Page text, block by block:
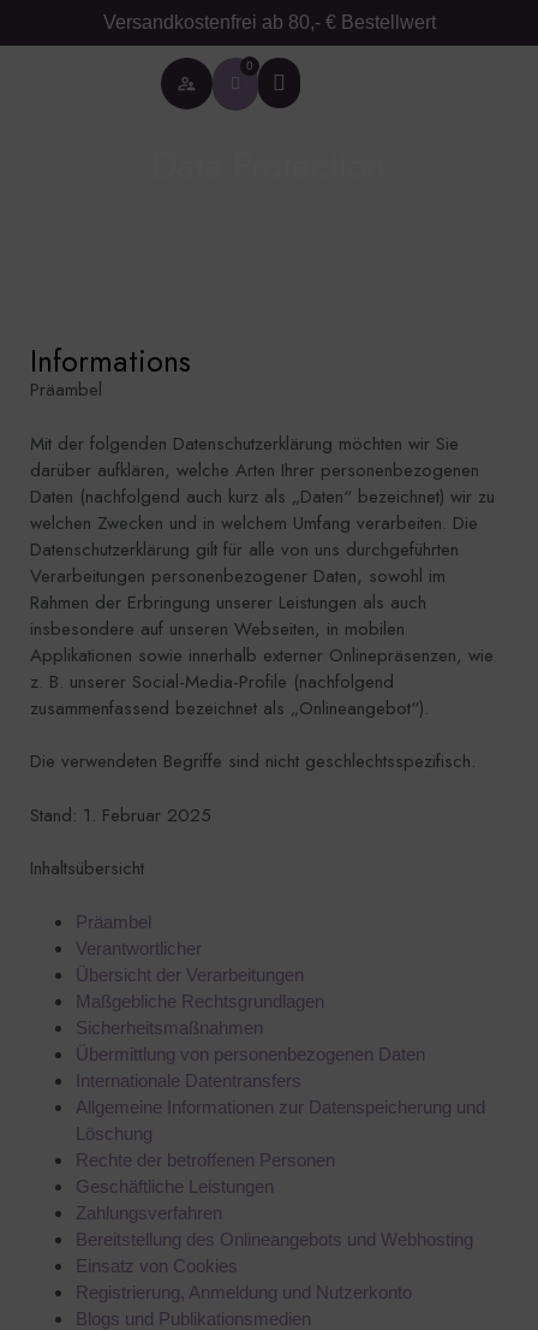
Versandkostenfrei ab 80,- € Bestellwert
0
Informations
Präambel
Mit der folgenden Datenschutzerklärung möchten wir Sie
darüber aufklären, welche Arten Ihrer personenbezogenen
Daten (nachfolgend auch kurz als „Daten“ bezeichnet) wir zu
welchen Zwecken und in welchem Umfang verarbeiten. Die
Datenschutzerklärung gilt für alle von uns durchgeführten
Verarbeitungen personenbezogener Daten, sowohl im
Rahmen der Erbringung unserer Leistungen als auch
insbesondere auf unseren Webseiten, in mobilen
Applikationen sowie innerhalb externer Onlinepräsenzen, wie
z. B. unserer Social-Media-Profile (nachfolgend
zusammenfassend bezeichnet als „Onlineangebot“).
Die verwendeten Begriffe sind nicht geschlechtsspezifisch.
Stand: 1. Februar 2025
Inhaltsübersicht
Präambel
Verantwortlicher
Übersicht der Verarbeitungen
Maßgebliche Rechtsgrundlagen
Sicherheitsmaßnahmen
Übermittlung von personenbezogenen Daten
Internationale Datentransfers
Allgemeine Informationen zur Datenspeicherung und
Löschung
Rechte der betroffenen Personen
Geschäftliche Leistungen
Zahlungsverfahren
Bereitstellung des Onlineangebots und Webhosting
Einsatz von Cookies
Registrierung, Anmeldung und Nutzerkonto
Blogs und Publikationsmedien